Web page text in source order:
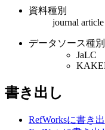
資料種別
journal article
データソース種別
JaLC
書き出し
RefWorksに書き